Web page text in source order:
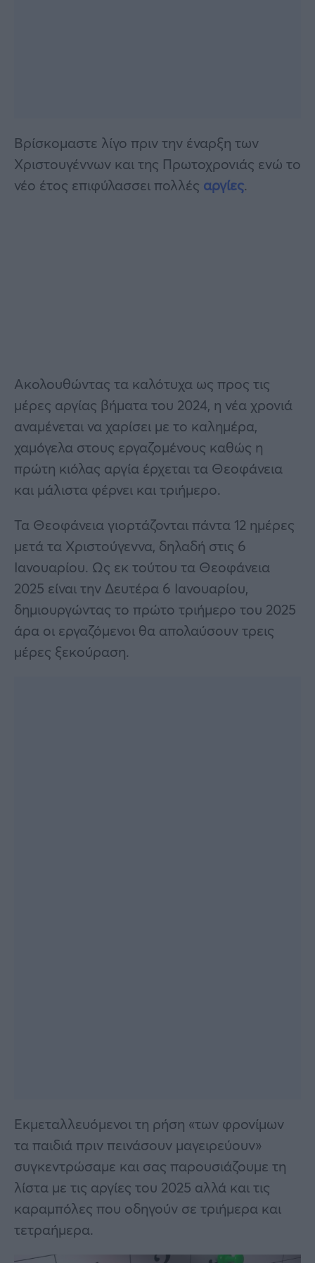
Βρίσκομαστε λίγο πριν την έναρξη των
Χριστουγέννων και της Πρωτοχρονιάς ενώ το
νέο έτος επιφύλασσει πολλές αργίες.
Ακολουθώντας τα καλότυχα ως προς τις
μέρες αργίας βήματα του 2024, η νέα χρονιά
αναμένεται να χαρίσει με το καλημέρα,
χαμόγελα στους εργαζομένους καθώς η
πρώτη κιόλας αργία έρχεται τα Θεοφάνεια
και μάλιστα φέρνει και τριήμερο.
Τα Θεοφάνεια γιορτάζονται πάντα 12 ημέρες
μετά τα Χριστούγεννα, δηλαδή στις 6
Ιανουαρίου. Ως εκ τούτου τα Θεοφάνεια
2025 είναι την Δευτέρα 6 Ιανουαρίου,
δημιουργώντας το πρώτο τριήμερο του 2025
άρα οι εργαζόμενοι θα απολαύσουν τρεις
μέρες ξεκούραση.
Εκμεταλλευόμενοι τη ρήση «των φρονίμων
τα παιδιά πριν πεινάσουν μαγειρεύουν»
συγκεντρώσαμε και σας παρουσιάζουμε τη
λίστα με τις αργίες του 2025 αλλά και τις
καραμπόλες που οδηγούν σε τριήμερα και
τετραήμερα.